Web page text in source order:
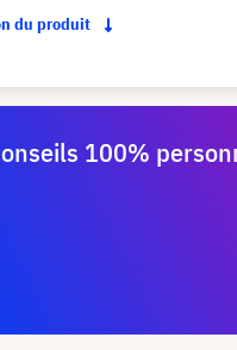
du produit
100%